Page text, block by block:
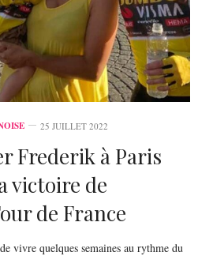
25 JUILLET 2022
Frederik à Paris
victoire de
de France
vivre quelques semaines au rythme du